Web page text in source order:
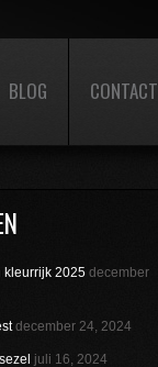
BLOG CONTACT
kleurrijk 2025 december
december 24, 2024
juli 16, 2024